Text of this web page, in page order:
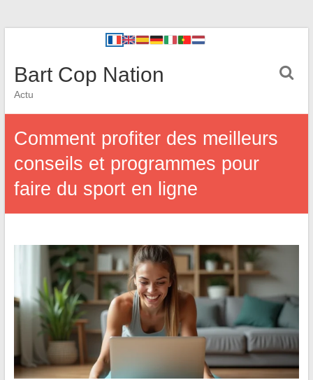
Bart Cop Nation
Actu
Comment profiter des meilleurs
conseils et programmes pour
faire du sport en ligne